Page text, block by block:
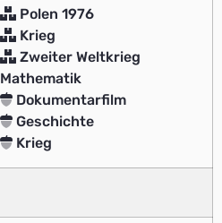
Polen 1976
Krieg
Zweiter Weltkrieg
Mathematik
Dokumentarfilm
Geschichte
Krieg